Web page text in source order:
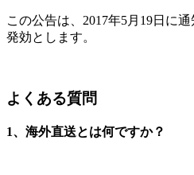
この公告は、 2017年5月 19日に通
発効とします。
よくある質問
1、海外直送とは何ですか？